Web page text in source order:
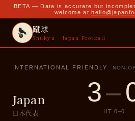
BETA — Data is accurate but
welcome at
蹴球
Shukyu · Japan Football
INTERNATIONAL FRIENDLY NON-
Japan
日本代表
3–
HT 0–0